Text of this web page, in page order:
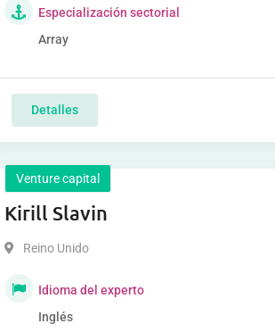
Especialización sectorial
Array
Detalles
Venture capital
Kirill Slavin
Reino Unido
Idioma del experto
Inglés